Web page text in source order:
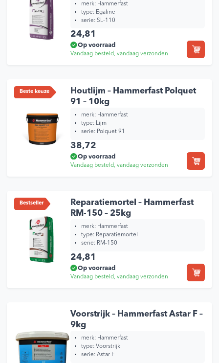
merk: Hammerfast
type: Egaline
serie: SL-110
24,81
Op voorraad
Vandaag besteld, vandaag verzonden
Beste keuze
Houtlijm – Hammerfast Polquet
91 – 10kg
merk: Hammerfast
type: Lijm
serie: Polquet 91
38,72
Op voorraad
Vandaag besteld, vandaag verzonden
Bestseller
Reparatiemortel – Hammerfast
RM-150 – 25kg
merk: Hammerfast
type: Reparatiemortel
serie: RM-150
24,81
Op voorraad
Vandaag besteld, vandaag verzonden
Voorstrijk – Hammerfast Astar F –
9kg
merk: Hammerfast
type: Voorstrijk
serie: Astar F